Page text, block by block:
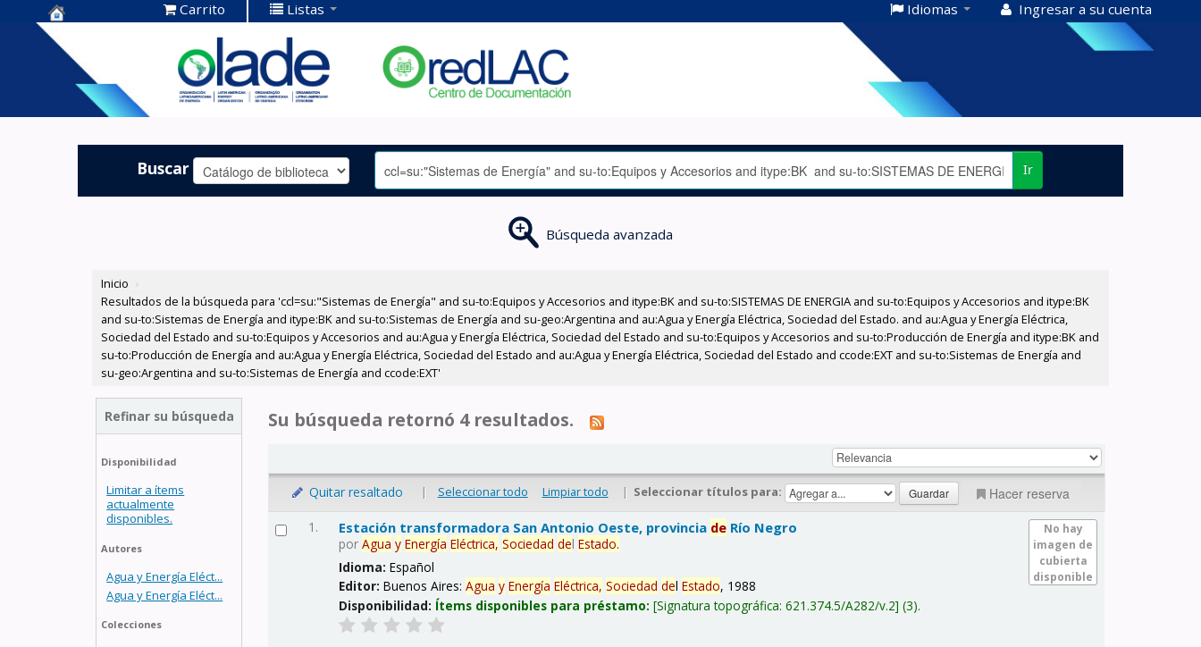
Centro de
Documentación
OLADE -
Carrito Listas Idiomas Ingresar a su cuenta
Buscar Ir
Búsqueda avanzada
Inicio ›
Resultados de la búsqueda para 'ccl=su:"Sistemas de Energía" and su-to:Equipos y Accesorios and itype:BK and su-to:SISTEMAS DE ENERGIA and su-to:Equipos y Accesorios and itype:BK
and su-to:Sistemas de Energía and itype:BK and su-to:Sistemas de Energía and su-geo:Argentina and au:Agua y Energía Eléctrica, Sociedad del Estado. and au:Agua y Energía Eléctrica,
Sociedad del Estado and su-to:Equipos y Accesorios and au:Agua y Energía Eléctrica, Sociedad del Estado and su-to:Equipos y Accesorios and su-to:Producción de Energía and itype:BK and
su-to:Producción de Energía and au:Agua y Energía Eléctrica, Sociedad del Estado and au:Agua y Energía Eléctrica, Sociedad del Estado and ccode:EXT and su-to:Sistemas de Energía and
su-geo:Argentina and su-to:Sistemas de Energía and ccode:EXT'
Refinar su búsqueda
Disponibilidad
Limitar a ítems
actualmente
disponibles.
Autores
Agua y Energía Eléct...
Agua y Energía Eléct...
Colecciones
Su búsqueda retornó 4 resultados.
Quitar resaltado | Seleccionar todo Limpiar todo | Seleccionar títulos para: Hacer reserva
1.
No hay
imagen de
cubierta
disponible
Estación transformadora San Antonio Oeste, provincia de Río Negro
porAgua y Energía Eléctrica, Sociedad delEstado.
Idioma:Español
Editor:Buenos Aires:Agua y Energía Eléctrica, Sociedad delEstado, 1988
Disponibilidad: Ítems disponibles para préstamo: Signatura topográfica:621.374.5/A282/v.2 (3).